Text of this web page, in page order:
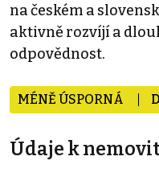
na českém a
aktivně rozvíjí a
odpovědnost.
MÉNĚ ÚSPORNÁ D
Údaje k